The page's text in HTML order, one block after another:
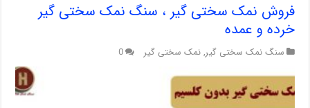
فروش نمک سختی گیر ، سنگ نمک سختی گیر
خرده و عمده
سنگ نمک سختی گیر, نمک سختی گیر 0